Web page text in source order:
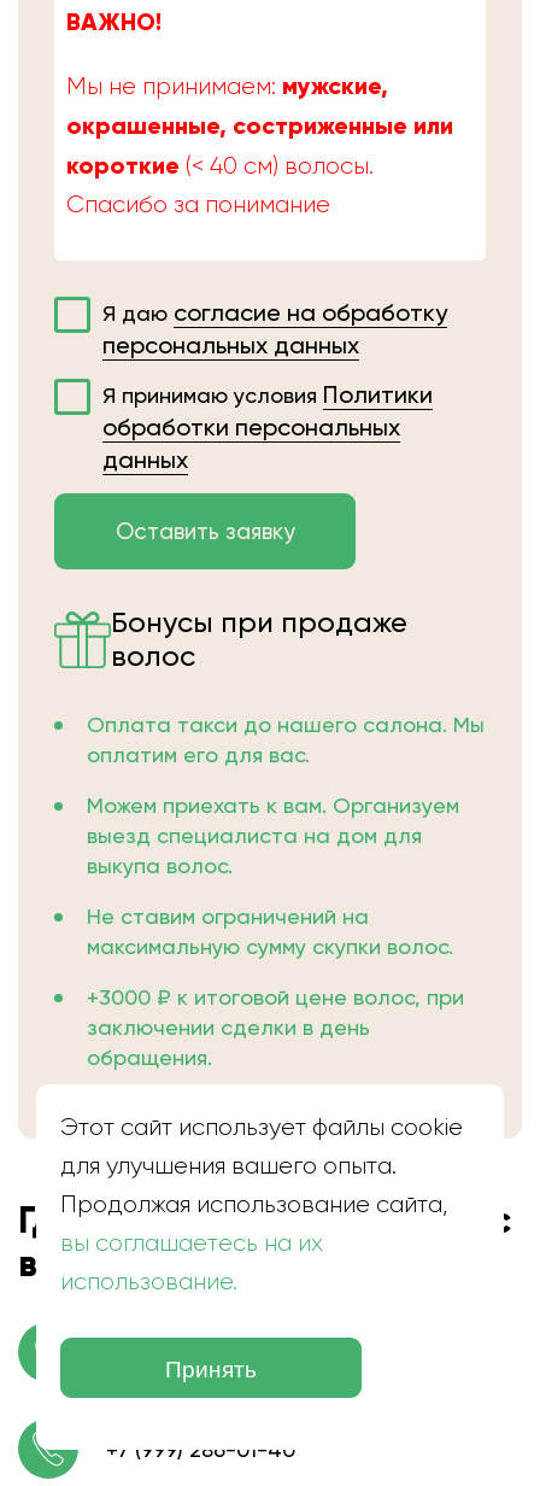
ВАЖНО!
Мы не принимаем: мужские,
окрашенные, состриженные или
короткие (< 40 см) волосы.
Спасибо за понимание
Я даю согласие на обработку
персональных данных
Я принимаю условия Политики
обработки персональных
данных
Бонусы при продаже
волос
Оплата такси до нашего салона. Мы
оплатим его для вас.
Можем приехать к вам. Организуем
выезд специалиста на дом для
выкупа волос.
Не ставим ограничений на
максимальную сумму скупки волос.
+3000 ₽ к итоговой цене волос, при
заключении сделки в день
обращения.
Где находится скупка волос
в Челябинске
г. Челябинск, ул. ​Молодогвардейцев,
+7 (999) 286-01-40
Этот сайт использует файлы cookie
для улучшения вашего опыта.
Продолжая использование сайта,
вы соглашаетесь на их
использование.
Принять